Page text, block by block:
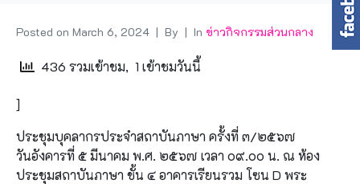
Posted on March 6, 2024 By In ข่าวกิจกรรมส่วนกลาง
436 รวมเข้าชม, 1 เข้าชมวันนี้
]
ประชุมบุคลากรประจำสถาบันภาษา ครั้งที่ ๓/๒๕๖๗
วันอังคารที่ ๕ มีนาคม พ.ศ. ๒๕๖๗ เวลา ๐๙.๐๐ น. ณ ห้อง
ประชุมสถาบันภาษา ชั้น ๔ อาคารเรียนรวม โซน D พระ